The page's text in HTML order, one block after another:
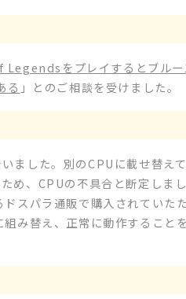
をプレイするとブルー
る 」とのご相談を受けました。
ました。別のCPUに載せ替え
め、CPUの不具合と断定しまし
スパラ通販で購入されていたた
み替え、正常に動作すること